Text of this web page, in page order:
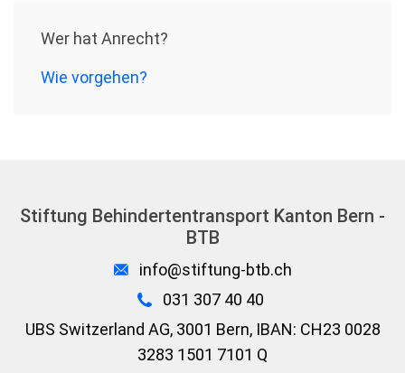
Wer hat Anrecht?
Wie vorgehen?
Stiftung Behindertentransport Kanton Bern -
BTB
info@stiftung-btb.ch
031 307 40 40
UBS Switzerland AG, 3001 Bern, IBAN: CH23 0028
3283 1501 7101 Q